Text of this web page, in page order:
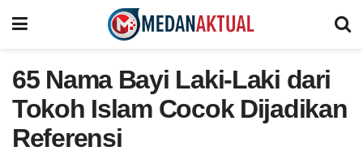
65 Nama Bayi Laki-Laki dari
Tokoh Islam Cocok Dijadikan
Referensi